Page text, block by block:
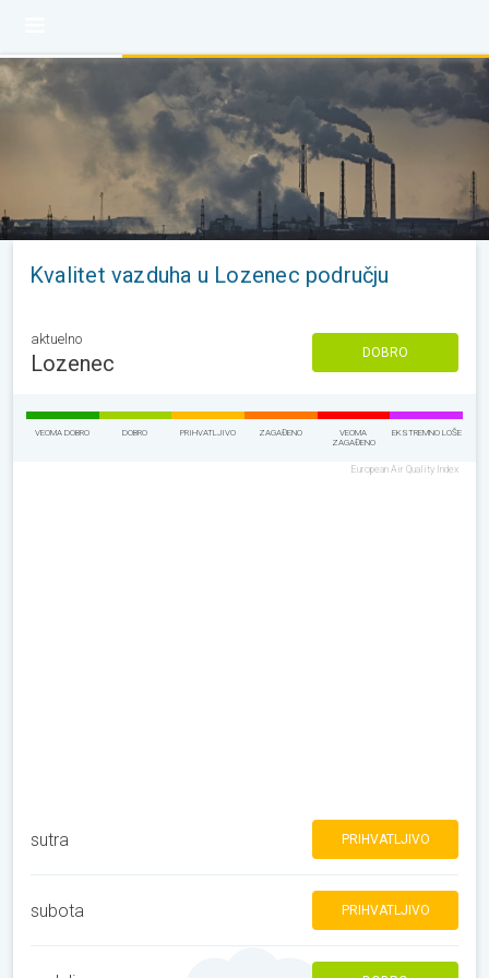
Kvalitet vazduha u Lozenec području
aktuelno
Lozenec DOBRO
VEOMA DOBRO DOBRO PRIHVATLJIVO ZAGAĐENO
VEOMA
ZAGAĐENO
EKSTREMNO LOŠE
European Air Quality Index
sutra PRIHVATLJIVO
subota PRIHVATLJIVO